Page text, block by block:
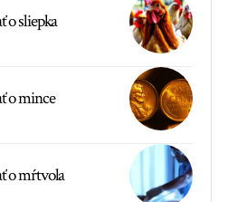
o sliepka
o mince
o mŕtvola